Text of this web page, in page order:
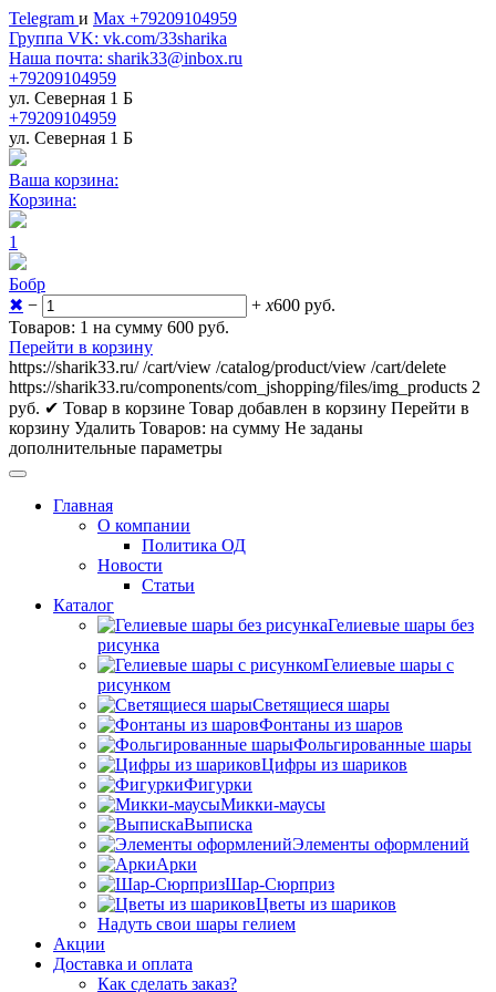
Telegram и Max +79209104959
Группа VK: vk.com/33sharika
Наша почта: sharik33@inbox.ru
+79209104959
ул. Северная 1 Б
+79209104959
ул. Северная 1 Б
Ваша корзина:
Корзина:
1
Бобр
✖ − + x600 руб.
Товаров: 1 на сумму 600 руб.
Перейти в корзину
https://sharik33.ru/ /cart/view /catalog/product/view /cart/delete
https://sharik33.ru/components/com_jshopping/files/img_products 2
руб. ✔ Товар в корзине Товар добавлен в корзину Перейти в
корзину Удалить Товаров: на сумму Не заданы
дополнительные параметры
Главная
О компании
Политика ОД
Новости
Статьи
Каталог
Гелиевые шары без
рисунка
Гелиевые шары с
рисунком
Светящиеся шары
Фонтаны из шаров
Фольгированные шары
Цифры из шариков
Фигурки
Микки-маусы
Выписка
Элементы оформлений
Арки
Шар-Сюрприз
Цветы из шариков
Надуть свои шары гелием
Акции
Доставка и оплата
Как сделать заказ?